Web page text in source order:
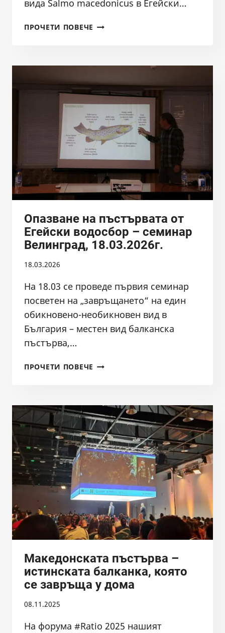
вида Salmo mаcedonicus в Егейски…
ПРОЧЕТИ ПОВЕЧЕ ОПАЗВАНЕ
ВОДОСБОР
–
СЕМИНАР
СМОЛЯН,
18.05.2026Г.
Опазване на пъстървата от
Егейски водосбор – семинар
Велинград, 18.03.2026г.
18.03.2026
На 18.03 се проведе първия семинар
посветен на „завръщането“ на един
обикновено-необикновен вид в
България – местен вид балканска
пъстърва,…
ПРОЧЕТИ ПОВЕЧЕ ОПАЗВАНЕ
ЕГЕЙСКИ
ВОДОСБОР
–
СЕМИНАР
ВЕЛИНГРАД,
18.03.2026Г.
Македонската пъстърва –
истинската балканка, която
се завръща у дома
08.11.2025
На форума #Ratio 2025 нашият